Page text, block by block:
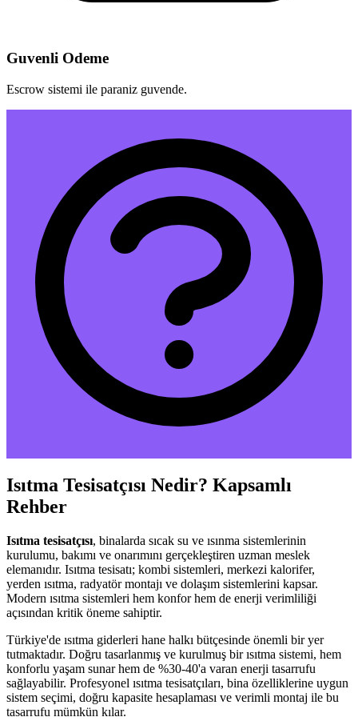
Guvenli Odeme
Escrow sistemi ile paraniz guvende.
Isıtma Tesisatçısı Nedir? Kapsamlı
Rehber
Isıtma tesisatçısı, binalarda sıcak su ve ısınma sistemlerinin
kurulumu, bakımı ve onarımını gerçekleştiren uzman meslek
elemanıdır. Isıtma tesisatı; kombi sistemleri, merkezi kalorifer,
yerden ısıtma, radyatör montajı ve dolaşım sistemlerini kapsar.
Modern ısıtma sistemleri hem konfor hem de enerji verimliliği
açısından kritik öneme sahiptir.
Türkiye'de ısıtma giderleri hane halkı bütçesinde önemli bir yer
tutmaktadır. Doğru tasarlanmış ve kurulmuş bir ısıtma sistemi, hem
konforlu yaşam sunar hem de %30-40'a varan enerji tasarrufu
sağlayabilir. Profesyonel ısıtma tesisatçıları, bina özelliklerine uygun
sistem seçimi, doğru kapasite hesaplaması ve verimli montaj ile bu
tasarrufu mümkün kılar.